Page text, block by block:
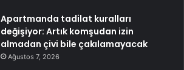
Apartmanda tadilat kuralları
değişiyor: Artık komşudan izin
almadan çivi bile çakılamayacak
Ağustos 7, 2026